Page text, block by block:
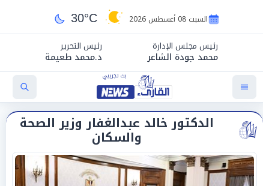
السبت 08 أغسطس 2026 30°C
رئيس مجلس الإدارة
محمد جودة الشاعر
رئيس التحرير
د.محمد طعيمة
الدكتور خالد عبدالغفار وزير الصحة
والسكان